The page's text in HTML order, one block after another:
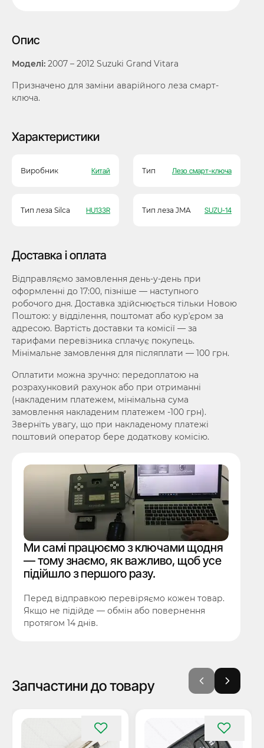
Опис
Моделі: 2007 – 2012 Suzuki Grand Vitara
Призначено для заміни аварійного леза смарт-
ключа.
Характеристики
Виробник Китай Тип Лезо смарт-ключа
Тип леза Silca HU133R Тип леза JMA SUZU-14
Доставка і оплата
Відправляємо замовлення день-у-день при
оформленні до 17:00, пізніше — наступного
робочого дня. Доставка здійснюється тільки Новою
Поштою: у відділення, поштомат або курʼєром за
адресою. Вартість доставки та комісії — за
тарифами перевізника сплачує покупець.
Мінімальне замовлення для післяплати — 100 грн.
Оплатити можна зручно: передоплатою на
розрахунковий рахунок або при отриманні
(накладеним платежем, мінімальна сума
замовлення накладеним платежем -100 грн).
Зверніть увагу, що при накладеному платежі
поштовий оператор бере додаткову комісію.
Ми самі працюємо з ключами щодня
— тому знаємо, як важливо, щоб усе
підійшло з першого разу.
Перед відправкою перевіряємо кожен товар.
Якщо не підійде — обмін або повернення
протягом 14 днів.
Запчастини до товару